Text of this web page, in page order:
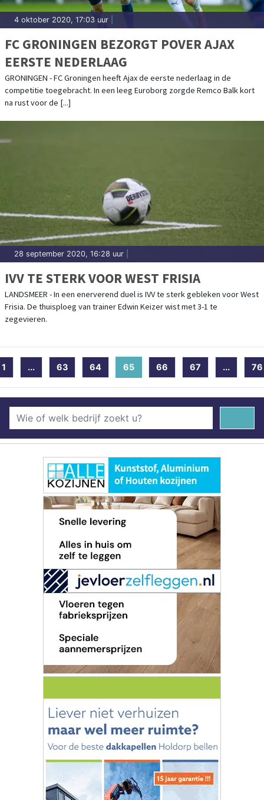
4 oktober 2020, 17:03 uur
FC GRONINGEN BEZORGT POVER AJAX
EERSTE NEDERLAAG
GRONINGEN - FC Groningen heeft Ajax de eerste nederlaag in de
competitie toegebracht. In een leeg Euroborg zorgde Remco Balk kort
na rust voor de [...]
28 september 2020, 16:28 uur
IVV TE STERK VOOR WEST FRISIA
LANDSMEER - In een enerverend duel is IVV te sterk gebleken voor West
Frisia. De thuisploeg van trainer Edwin Keizer wist met 3-1 te
zegevieren.
1 ... 63 64 65(current)
66 67 ... 76